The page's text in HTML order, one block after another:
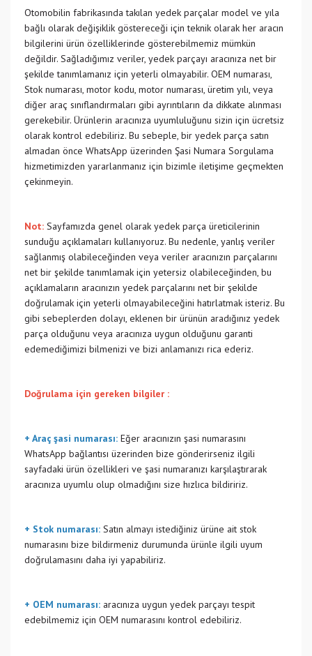
Otomobilin fabrikasında takılan yedek parçalar model ve yıla
bağlı olarak değişiklik göstereceği için teknik olarak her aracın
bilgilerini ürün özelliklerinde gösterebilmemiz mümkün
değildir. Sağladığımız veriler, yedek parçayı aracınıza net bir
şekilde tanımlamanız için yeterli olmayabilir. OEM numarası,
Stok numarası, motor kodu, motor numarası, üretim yılı, veya
diğer araç sınıflandırmaları gibi ayrıntıların da dikkate alınması
gerekebilir. Ürünlerin aracınıza uyumluluğunu sizin için ücretsiz
olarak kontrol edebiliriz. Bu sebeple, bir yedek parça satın
almadan önce WhatsApp üzerinden Şasi Numara Sorgulama
hizmetimizden yararlanmanız için bizimle iletişime geçmekten
çekinmeyin.
Not: Sayfamızda genel olarak yedek parça üreticilerinin
sunduğu açıklamaları kullanıyoruz. Bu nedenle, yanlış veriler
sağlanmış olabileceğinden veya veriler aracınızın parçalarını
net bir şekilde tanımlamak için yetersiz olabileceğinden, bu
açıklamaların aracınızın yedek parçalarını net bir şekilde
doğrulamak için yeterli olmayabileceğini hatırlatmak isteriz. Bu
gibi sebeplerden dolayı, eklenen bir ürünün aradığınız yedek
parça olduğunu veya aracınıza uygun olduğunu garanti
edemediğimizi bilmenizi ve bizi anlamanızı rica ederiz.
Doğrulama için gereken bilgiler :
+ Araç şasi numarası: Eğer aracınızın şasi numarasını
WhatsApp bağlantısı üzerinden bize gönderirseniz ilgili
sayfadaki ürün özellikleri ve şasi numaranızı karşılaştırarak
aracınıza uyumlu olup olmadığını size hızlıca bildiririz.
+ Stok numarası: Satın almayı istediğiniz ürüne ait stok
numarasını bize bildirmeniz durumunda ürünle ilgili uyum
doğrulamasını daha iyi yapabiliriz.
+ OEM numarası: aracınıza uygun yedek parçayı tespit
edebilmemiz için OEM numarasını kontrol edebiliriz.